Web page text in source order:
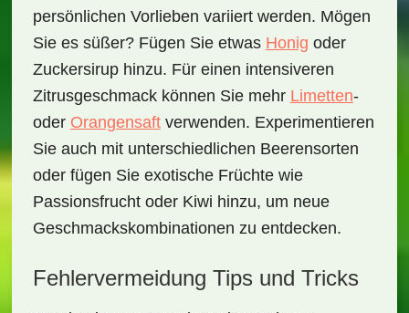
persönlichen Vorlieben variiert werden. Mögen
Sie es süßer? Fügen Sie etwas Honig oder
Zuckersirup hinzu. Für einen intensiveren
Zitrusgeschmack können Sie mehr Limetten-
oder Orangensaftverwenden. Experimentieren
Sie auch mit unterschiedlichen Beerensorten
oder fügen Sie exotische Früchte wie
Passionsfrucht oder Kiwi hinzu, um neue
Geschmackskombinationen zu entdecken.
Fehlervermeidung Tips und Tricks